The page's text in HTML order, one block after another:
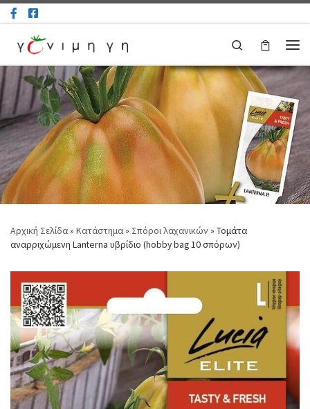
Μετάβαση στο περιεχόμενο
Search
Αρχική Σελίδα» Κατάστημα» Σπόροι λαχανικών» Τομάτα
αναρριχώμενη Lanterna υβρίδιο (hobby bag 10 σπόρων)